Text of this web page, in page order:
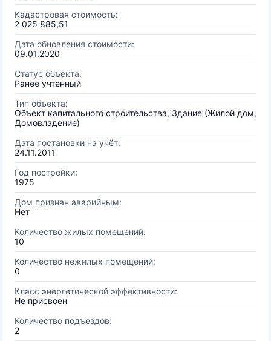
Кадастровая стоимость:
2 025 885,51
Дата обновления стоимости:
09.01.2020
Статус объекта:
Ранее учтенный
Тип объекта:
Объект капитального строительства, Здание (Жилой дом,
Домовладение)
Дата постановки на учёт:
24.11.2011
Год постройки:
1975
Дом признан аварийным:
Нет
Количество жилых помещений:
10
Количество нежилых помещений:
0
Класс энергетической эффективности:
Не присвоен
Количество подъездов:
2